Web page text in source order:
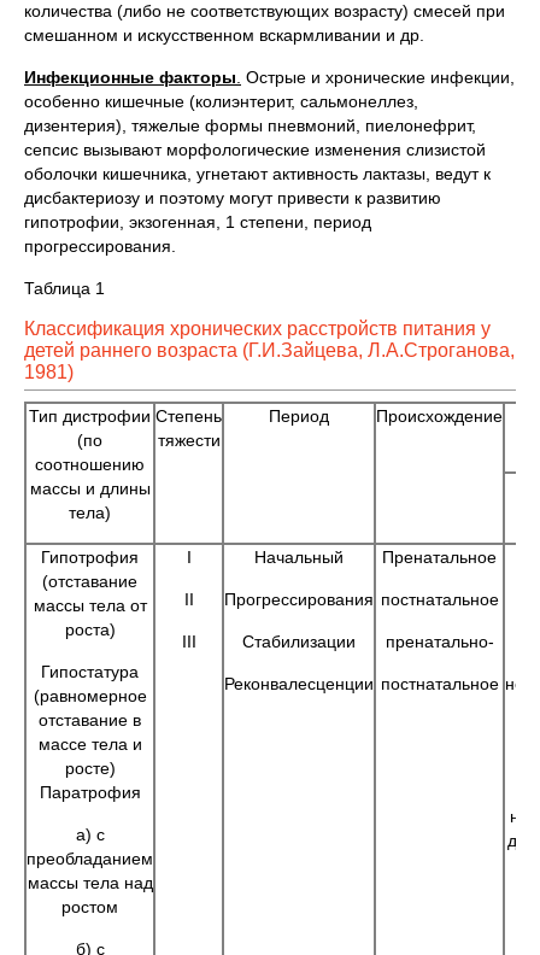
количества (либо не соответствующих возрасту) смесей при
смешанном и искусственном вскармливании и др.
Инфекционные факторы Острые и хронические инфекции,
особенно кишечные (колиэнтерит, сальмонеллез,
дизентерия), тяжелые формы пневмоний, пиелонефрит,
сепсис вызывают морфологические изменения слизистой
оболочки кишечника, угнетают активность лактазы, ведут к
дисбактериозу и поэтому могут привести к развитию
гипотрофии, экзогенная, 1 степени, период
прогрессирования.
Таблица 1
Классификация хронических расстройств питания у
детей раннего возраста (Г.И.Зайцева, Л.А.Строганова,
1981)
Тип дистрофии
(по
соотношению
массы и длины
тела)
Степень
тяжести
Период Происхождение
Гипотрофия
(отставание
массы тела от
роста)
Гипостатура
(равномерное
отставание в
массе тела и
росте)
Паратрофия
а) с
преобладанием
массы тела над
ростом
б) с
I
II
III
Начальный
Прогрессирования
Стабилизации
Реконвалесценции
Пренатальное
постнатальное
пренатально-
постнатальное